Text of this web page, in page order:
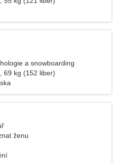
a snowboarding
69 kg (152 liber)
ženu